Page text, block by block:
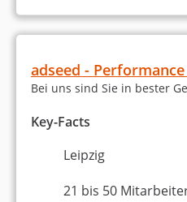
Keine
Freelancer
adseed -
Bei uns sind Sie in bester
Key-Facts
Leipzig
21 bis 50